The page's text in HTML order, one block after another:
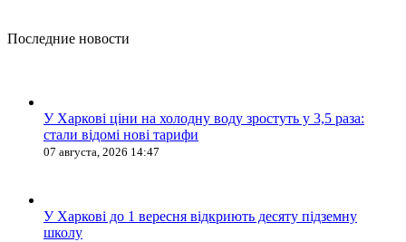
Последние новости
У Харкові ціни на холодну воду зростуть у 3,5 раза:
стали відомі нові тарифи
07 августа, 2026 14:47
У Харкові до 1 вересня відкриють десяту підземну
школу